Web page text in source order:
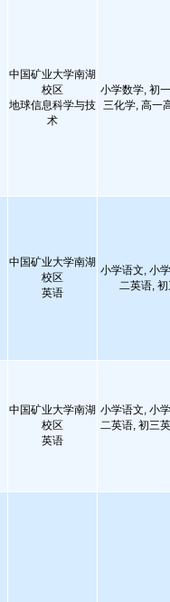
中国矿业大学南湖
校区
地球信息科学与技
术
小学数学, 初
三化学, 高一
中国矿业大学南湖
校区
英语
小学语文, 小
二英语,
中国矿业大学南湖
校区
英语
小学语文, 小
二英语, 初三